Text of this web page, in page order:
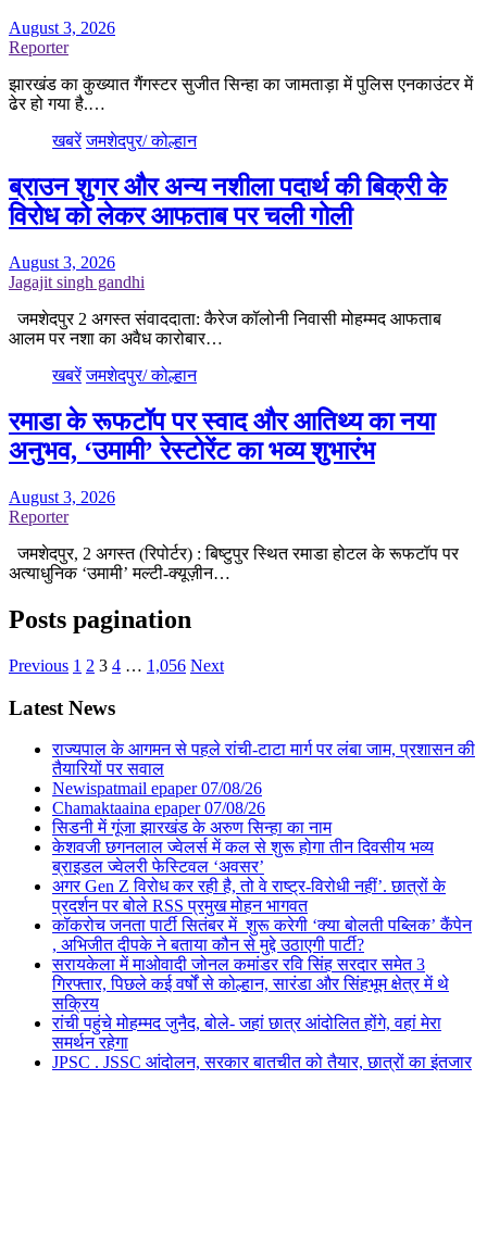
August 3, 2026
Reporter
झारखंड का कुख्यात गैंगस्टर सुजीत सिन्हा का जामताड़ा में पुलिस एनकाउंटर में
ढेर हो गया है.…
खबरें जमशेदपुर/ कोल्हान
ब्राउन शुगर और अन्य नशीला पदार्थ की बिक्री के
विरोध को लेकर आफताब पर चली गोली
August 3, 2026
Jagajit singh gandhi
जमशेदपुर 2 अगस्त संवाददाता: कैरेज कॉलोनी निवासी मोहम्मद आफताब
आलम पर नशा का अवैध कारोबार…
खबरें जमशेदपुर/ कोल्हान
रमाडा के रूफटॉप पर स्वाद और आतिथ्य का नया
अनुभव, ‘उमामी’ रेस्टोरेंट का भव्य शुभारंभ
August 3, 2026
Reporter
जमशेदपुर, 2 अगस्त (रिपोर्टर) : बिष्टुपुर स्थित रमाडा होटल के रूफटॉप पर
अत्याधुनिक ‘उमामी’ मल्टी-क्यूज़ीन…
Posts pagination
Previous 1 2 3 4 … 1,056 Next
Latest News
राज्यपाल के आगमन से पहले रांची-टाटा मार्ग पर लंबा जाम, प्रशासन की
तैयारियों पर सवाल
Newispatmail epaper 07/08/26
Chamaktaaina epaper 07/08/26
सिडनी में गूंजा झारखंड के अरुण सिन्हा का नाम
केशवजी छगनलाल ज्वेलर्स में कल से शुरू होगा तीन दिवसीय भव्य
ब्राइडल ज्वेलरी फेस्टिवल ‘अवसर’
अगर Gen Z विरोध कर रही है, तो वे राष्ट्र-विरोधी नहीं’. छात्रों के
प्रदर्शन पर बोले RSS प्रमुख मोहन भागवत
कॉकरोच जनता पार्टी सितंबर में शुरू करेगी ‘क्या बोलती पब्लिक’ कैंपेन
, अभिजीत दीपके ने बताया कौन से मुद्दे उठाएगी पार्टी?
सरायकेला में माओवादी जोनल कमांडर रवि सिंह सरदार समेत 3
गिरफ्तार, पिछले कई वर्षों से कोल्हान, सारंडा और सिंहभूम क्षेत्र में थे
सक्रिय
रांची पहुंचे मोहम्मद जुनैद, बोले- जहां छात्र आंदोलित होंगे, वहां मेरा
समर्थन रहेगा
JPSC . JSSC आंदोलन, सरकार बातचीत को तैयार, छात्रों का इंतजार